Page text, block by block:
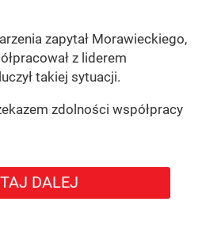
zapytał Morawieckiego,
z liderem
takiej sytuacji.
zdolności współpracy
DALEJ